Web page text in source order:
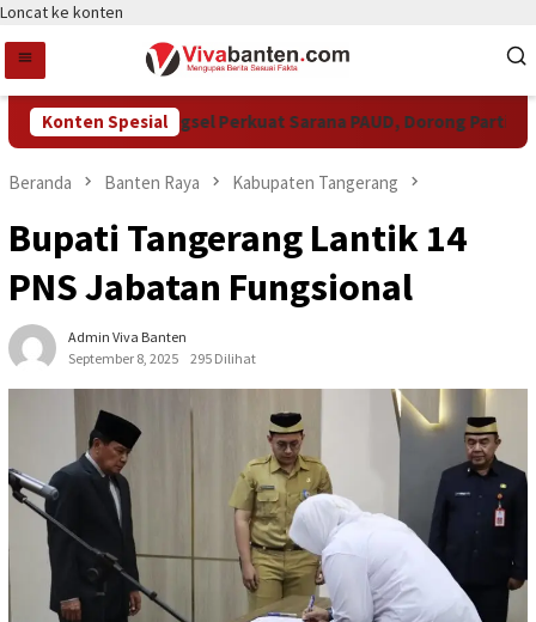
Loncat ke konten
Konten Spesial
Pemkot Tangsel Perkuat Sarana PAUD, Dorong Partisipasi
Beranda Banten Raya Kabupaten Tangerang
Bupati Tangerang Lantik 14
PNS Jabatan Fungsional
Admin Viva Banten
September 8, 2025
295 Dilihat